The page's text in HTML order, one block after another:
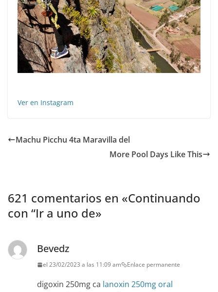
Ver en Instagram
Machu Picchu 4ta Maravilla del
More Pool Days Like This
621 comentarios en «Continuando
con “Ir a uno de»
Bevedz
el 23/02/2023 a las 11:09 am Enlace permanente
digoxin 250mg ca lanoxin 250mg oral